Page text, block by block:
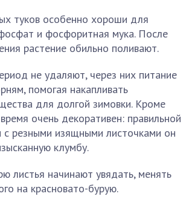
туков особенно хороши для
и фосфоритная мука. После
растение обильно поливают.
не удаляют, через них питание
помогая накапливать
для долгой зимовки. Кроме
очень декоративен: правильной
с резными изящными листочками он
клумбу.
листья начинают увядать, менять
на красновато-бурую.